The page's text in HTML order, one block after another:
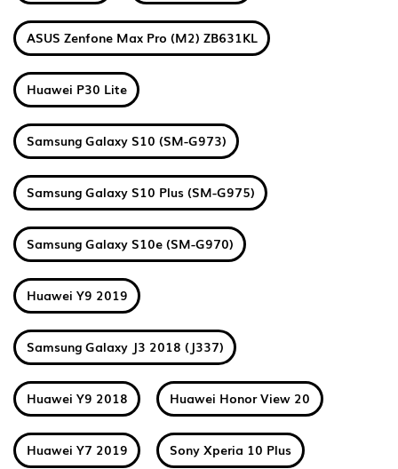
ASUS Zenfone Max Pro (M2) ZB631KL
Huawei P30 Lite
Samsung Galaxy S10 (SM-G973)
Samsung Galaxy S10 Plus (SM-G975)
Samsung Galaxy S10e (SM-G970)
Huawei Y9 2019
Samsung Galaxy J3 2018 (J337)
Huawei Y9 2018 Huawei Honor View 20
Huawei Y7 2019 Sony Xperia 10 Plus